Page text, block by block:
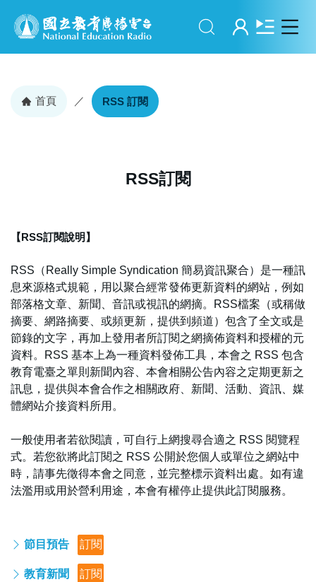
搜尋 登入
首頁 ／ RSS 訂閱
RSS訂閱
【RSS訂閱說明】
RSS（Really Simple Syndication 簡易資訊聚合）是一種訊
息來源格式規範，用以聚合經常發佈更新資料的網站，例如
部落格文章、新聞、音訊或視訊的網摘。RSS檔案（或稱做
摘要、網路摘要、或頻更新，提供到頻道）包含了全文或是
節錄的文字，再加上發用者所訂閱之網摘佈資料和授權的元
資料。RSS 基本上為一種資料發佈工具，本會之 RSS 包含
教育電臺之單則新聞內容、本會相關公告內容之定期更新之
訊息，提供與本會合作之相關政府、新聞、活動、資訊、媒
體網站介接資料所用。
一般使用者若欲閱讀，可自行上網搜尋合適之 RSS 閱覽程
式。若您欲將此訂閱之 RSS 公開於您個人或單位之網站中
時，請事先徵得本會之同意，並完整標示資料出處。如有違
法濫用或用於營利用途，本會有權停止提供此訂閱服務。
節目預告 訂閱
教育新聞 訂閱